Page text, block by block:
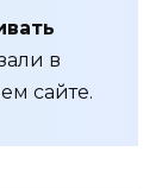
в
сайте.